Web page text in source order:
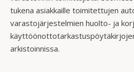
tukena asiakkaille toimitettujen
varastojärjestelmien huolto- ja
arkistoinnissa.